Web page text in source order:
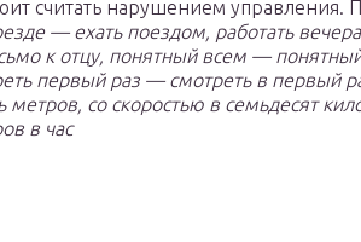
считать нарушением управления.
— ехать поездом, работать
к отцу, понятный всем —
первый раз — смотреть в первый
со скоростью в семьдесят
в час